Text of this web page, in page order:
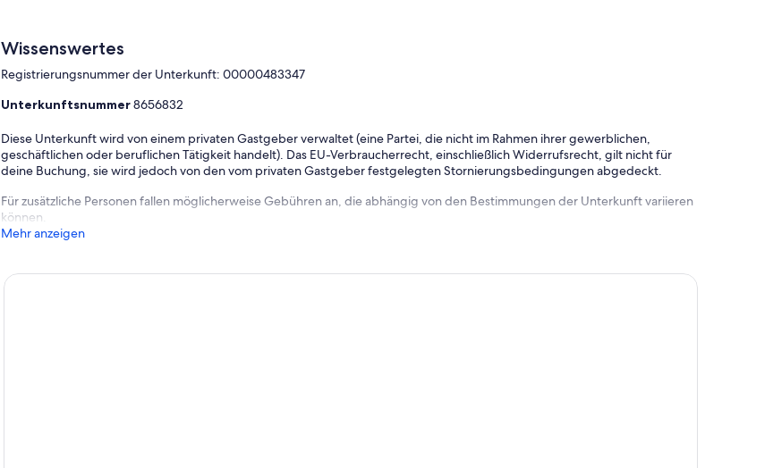
Wissenswertes
Registrierungsnummer der Unterkunft: 00000483347
Unterkunftsnummer8656832
Diese Unterkunft wird von einem privaten Gastgeber verwaltet (eine Partei, die nicht im Rahmen ihrer gewerblichen,
geschäftlichen oder beruflichen Tätigkeit handelt). Das EU-Verbraucherrecht, einschließlich Widerrufsrecht, gilt nicht für
deine Buchung, sie wird jedoch von den vom privaten Gastgeber festgelegten Stornierungsbedingungen abgedeckt.
Für zusätzliche Personen fallen möglicherweise Gebühren an, die abhängig von den Bestimmungen der Unterkunft variieren
können.
Mehr anzeigen